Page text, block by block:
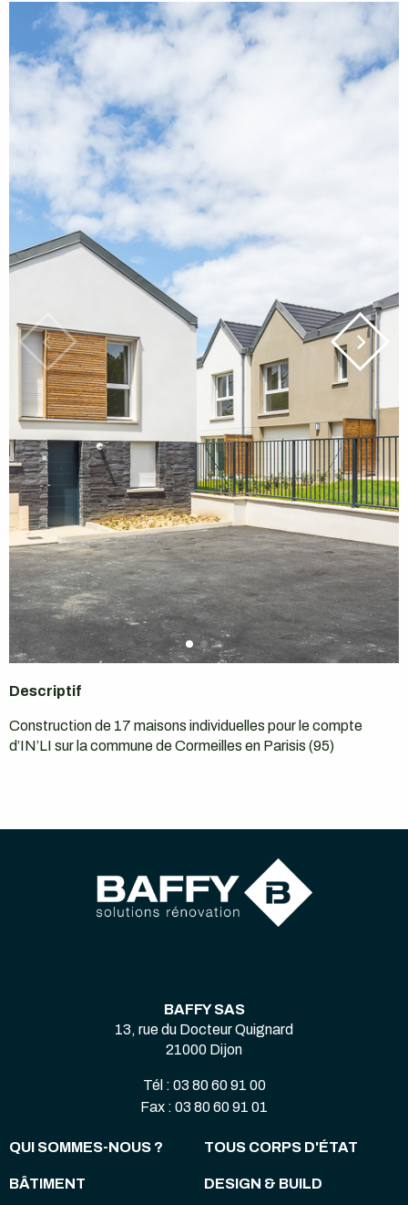
Descriptif
Construction de 17 maisons individuelles pour le compte
d’IN’LI sur la commune de Cormeilles en Parisis (95)
BAFFY SAS
13, rue du Docteur Quignard
21000 Dijon
Tél : 03 80 60 91 00
Fax : 03 80 60 91 01
QUI SOMMES-NOUS ? TOUS CORPS D'ÉTAT
BÂTIMENT DESIGN & BUILD